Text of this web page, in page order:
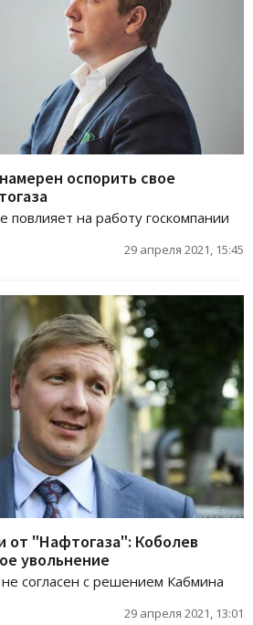
оспорить свое
повлияет на работу госкомпании
29 апреля 2021, 15:45
от "Нафтогаза": Коболев
увольнение
согласен с решением Кабмина
29 апреля 2021, 13:01